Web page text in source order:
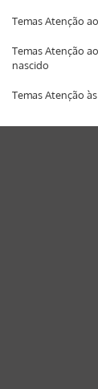
Temas Atenção
Temas Atenção
nascido
Temas Atenção